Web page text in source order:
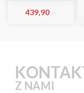
439,90
Z NAMI